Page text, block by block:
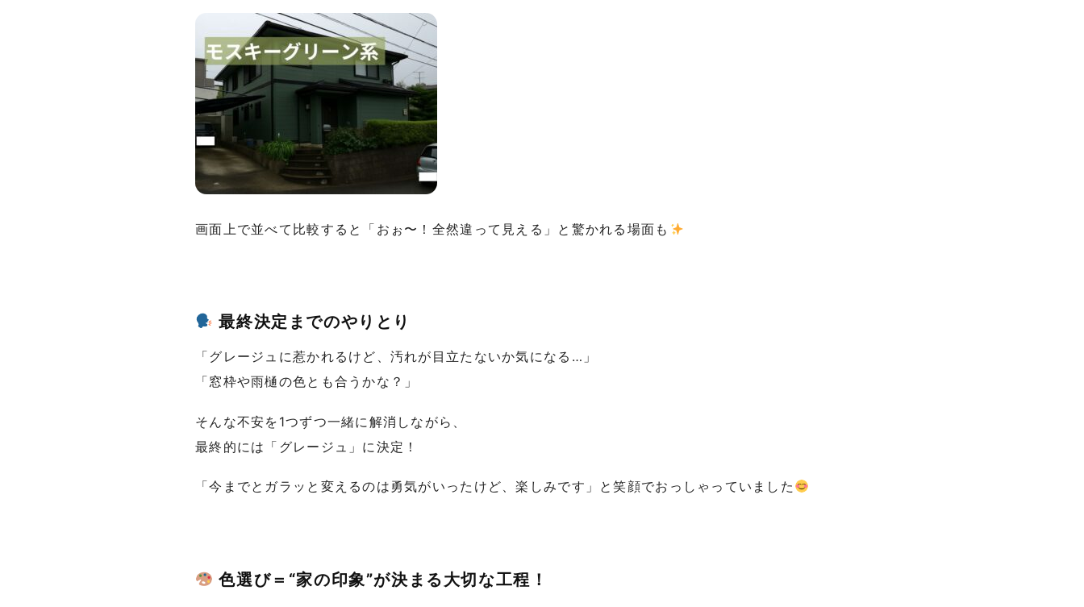
画面上で並べて比較すると「おぉ〜！全然違って見える」と驚かれる場面も
最終決定までのやりとり
「グレージュに惹かれるけど、汚れが目立たないか気になる…」
「窓枠や雨樋の色とも合うかな？」
そんな不安を1つずつ一緒に解消しながら、
最終的には「グレージュ」に決定！
「今までとガラッと変えるのは勇気がいったけど、楽しみです」と笑顔でおっしゃっていました
色選び＝“家の印象”が決まる大切な工程！